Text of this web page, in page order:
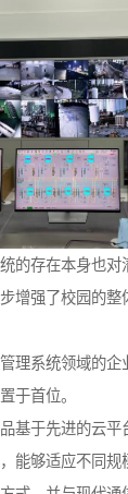
的存在本身也对
增强了校园的整
理系统领域的企
于首位。
基于先进的云平
能够适应不同规